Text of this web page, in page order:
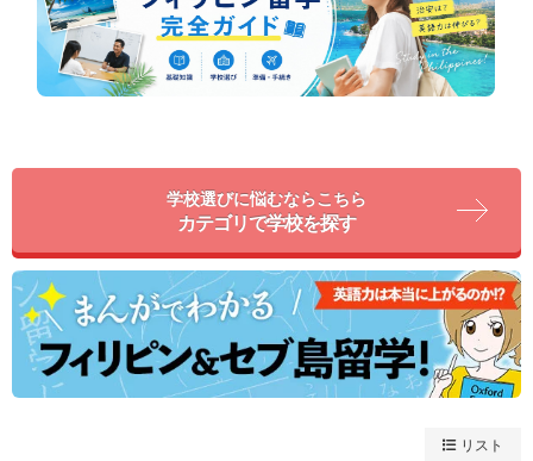
学校選びに悩むならこちら
カテゴリで学校を探す
リスト